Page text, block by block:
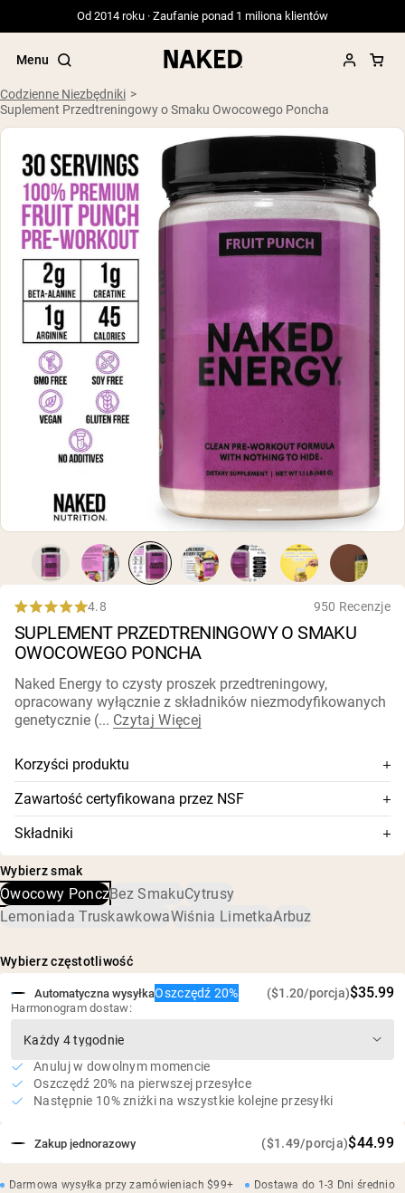
Od 2014 roku · Zaufanie ponad 1 miliona klientów
Menu
Popularne wyszukiwania
”Protein Powder“
”Overnight Oats“
”Vegan protein“
”Collagen“
”Micellar Casein“
ODŻYWKI BIAŁKOWEBestsellery
Serwatka z mleka krów karmionych
trawą
karmionych trawą
Białko kozie w proszku
Kazeina micelarna
Gainer masy
Kawa białkowa
Shop All Odżywki Białkowe
WEGAŃSKIE ODŻYWKI
BIAŁKOWE
Bestsellery
Organiczny białko ryżowe
Shake'i białkowe
Wegański gainer masy
Shop All Wegańskie Odżywki Białkowe
Codzienne Niezbędniki
Suplement Przedtreningowy o Smaku Owocowego Poncha
4.8
out
of
5
stars
4.8 950 Recenzje
SUPLEMENT PRZEDTRENINGOWY O SMAKU
OWOCOWEGO PONCHA
Naked Energy to czysty proszek przedtreningowy,
opracowany wyłącznie z składników niezmodyfikowanych
genetycznie (... Czytaj Więcej
Korzyści produktu
Tylko premium, wegańskie składniki
Pomaga zwiększyć energię, siłę, moc i wytrzymałość
2g CarnoSyn® Beta-Alaniny
1g Kreatyny
1g AjiPure® L-Argininy
200mg naturalnej kofeiny z ziaren kawy
Zawartość certyfikowana przez NSF
Ten suplement posiada certyfikat NSF, co oznacza, że jego
skład został dokładnie przetestowany pod kątem
dokładności i czystości oraz potwierdzono brak
szkodliwych poziomów zanieczyszczeń, w tym metali
ciężkich i pestycydów.
Składniki
Witamina C, witamina B3, witamina B6, witamina B12,
kwas foliowy, wapń, beta-alanina, monohydrat kreatyny, L-
arginina, kofeina, czysty cukier trzcinowy, naturalne
aromaty, kwas cytrynowy, burak, i beta-karoten
Wybierz smak
Owocowy PonczBez SmakuCytrusy
Lemoniada TruskawkowaWiśnia LimetkaArbuz
Wybierz częstotliwość
Zakup jednorazowy ($1.49/porcja)$44.99
Automatyczna wysyłkaOszczędź 20% ($1.20/porcja)$35.99
Harmonogram dostaw:
Anuluj w dowolnym momencie
Oszczędź 20% na pierwszej przesyłce
Następnie 10% zniżki na wszystkie kolejne przesyłki
Darmowa wysyłka przy zamówieniach $99+ Dostawa do 1-3 Dni średnio